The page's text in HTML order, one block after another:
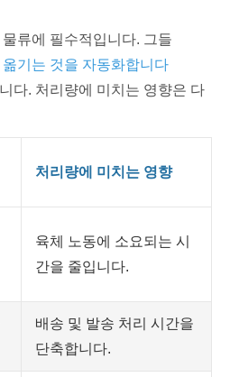
류에 필수적입니다. 그들
기는 것을 자동화합니다
다. 처리량에 미치는 영향은 다
처리량에 미치는 영향
육체 노동에 소요되는 시
간을 줄입니다.
배송 및 발송 처리 시간을
단축합니다.